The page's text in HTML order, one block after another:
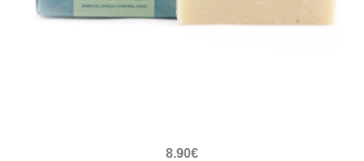
VISUALIZAÇÃO RÁPIDA
8.90€